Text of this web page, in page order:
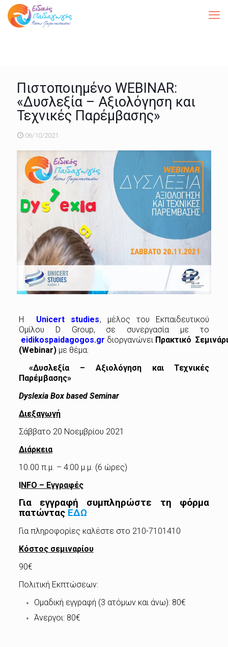
Πιστοποιημένο WEBINAR:
«Δυσλεξία – Αξιολόγηση και
Τεχνικές Παρέμβασης»
06/10/2021
Η Unicert studies, μέλος του Εκπαιδευτικού
Ομίλου D Group, σε συνεργασία με το
eidikospaidagogos.gr διοργανώνει Πρακτικό
(Webinar)με θέμα:
«Δυσλεξία – Αξιολόγηση και Τεχνικές
Παρέμβασης»
Dyslexia Box based Seminar
Διεξαγωγή
Σάββατο 20 Νοεμβρίου 2021
Διάρκεια
10.00 π.μ. – 4:00 μ.μ. (6 ώρες)
INFO – Εγγραφές
Για εγγραφή συμπληρώστε τη φόρμα
πατώντας ΕΔΩ
Για πληροφορίες καλέστε στο 210-7101410
Κόστος σεμιναρίου
90€
Πολιτική Εκπτώσεων:
Ομαδική εγγραφή (3 ατόμων και άνω): 80€
Άνεργοι: 80€